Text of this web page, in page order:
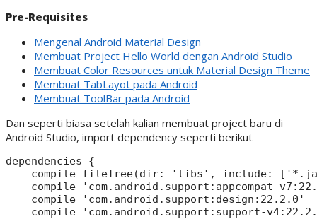
Pre-Requisites
Mengenal Android Material Design
Membuat Project Hello World dengan Android Studio
Membuat Color Resources untuk Material Design Theme
Membuat TabLayot pada Android
Membuat ToolBar pada Android
Dan seperti biasa setelah kalian membuat project baru di
Android Studio, import dependency seperti berikut
dependencies {
compile fileTree(dir: 'libs', include:
compile 'com.android.support:appcompat-
    compile 'com.android.support:design:22.2.0'
compile 'com.android.support:support-